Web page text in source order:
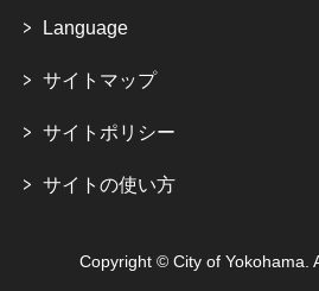
Language
サイトマップ
サイトポリシー
サイトの使い方
Copyright © City of Yokohama.